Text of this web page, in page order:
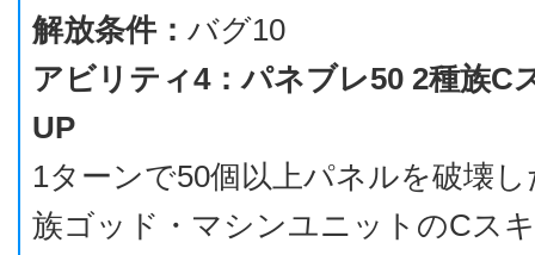
解放条件： バグ10
アビリティ4：パネブレ50 2種族C
UP
1ターンで50個以上パネルを破壊
族ゴッド・マシンユニットのCス